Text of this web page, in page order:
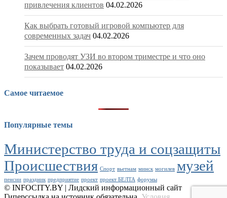
привлечения клиентов 04.02.2026
Как выбрать готовый игровой компьютер для
современных задач 04.02.2026
Зачем проводят УЗИ во втором триместре и что оно
показывает 04.02.2026
Самое читаемое
Популярные темы
Министерство труда и соцзащиты
Происшествия Спорт вьетнам минск могилев музей
пенсии праздник предприятие проект проект БЕЛТА форумы
© INFOCITY.BY | Лидский информационный сайт